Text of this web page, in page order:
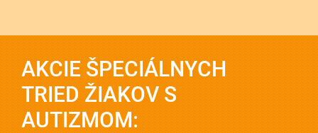
AKCIE ŠPECIÁLNYCH
TRIED ŽIAKOV S
AUTIZMOM: